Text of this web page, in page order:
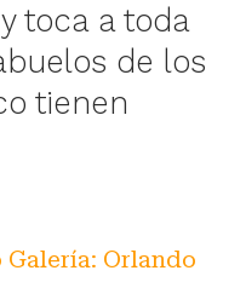
toca a toda
de los
tienen
Galería: Orlando